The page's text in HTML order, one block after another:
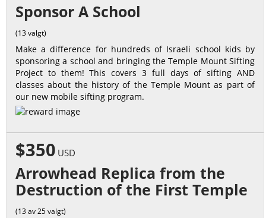
Sponsor A School
(13 valgt)
Make a difference for hundreds of Israeli school kids by
sponsoring a school and bringing the Temple Mount Sifting
Project to them! This covers 3 full days of sifting AND
classes about the history of the Temple Mount as part of
our new mobile sifting program.
$350 USD
Arrowhead Replica from the
Destruction of the First Temple
(13 av 25 valgt)